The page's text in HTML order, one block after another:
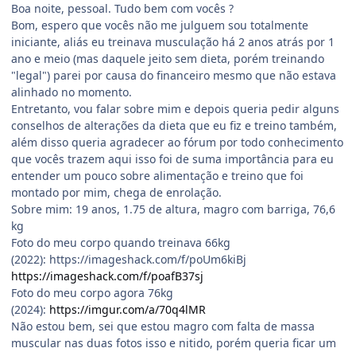
Boa noite, pessoal. Tudo bem com vocês ?
Bom, espero que vocês não me julguem sou totalmente
iniciante, aliás eu treinava musculação há 2 anos atrás por 1
ano e meio (mas daquele jeito sem dieta, porém treinando
"legal") parei por causa do financeiro mesmo que não estava
alinhado no momento.
Entretanto, vou falar sobre mim e depois queria pedir alguns
conselhos de alterações da dieta que eu fiz e treino também,
além disso queria agradecer ao fórum por todo conhecimento
que vocês trazem aqui isso foi de suma importância para eu
entender um pouco sobre alimentação e treino que foi
montado por mim, chega de enrolação.
Sobre mim: 19 anos, 1.75 de altura, magro com barriga, 76,6
kg
Foto do meu corpo quando treinava 66kg
(2022): https://imageshack.com/f/poUm6kiBj
https://imageshack.com/f/poafB37sj
Foto do meu corpo agora 76kg
(2024): https://imgur.com/a/70q4lMR
Não estou bem, sei que estou magro com falta de massa
muscular nas duas fotos isso e nitido, porém queria ficar um